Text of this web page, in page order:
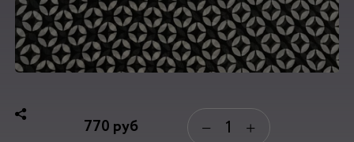
770 руб − +